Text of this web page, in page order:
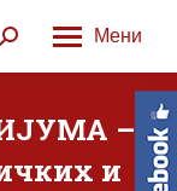
Мени
Search:
–
и